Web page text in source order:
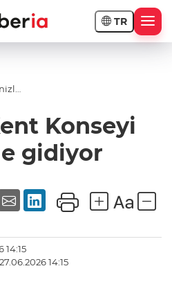
TR
Konseyi
gidiyor
14:15
14:15